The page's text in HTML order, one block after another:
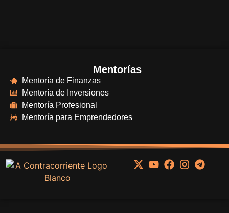
Mentorías
Mentoría de Finanzas
Mentoría de Inversiones
Mentoría Profesional
Mentoría para Emprendedores